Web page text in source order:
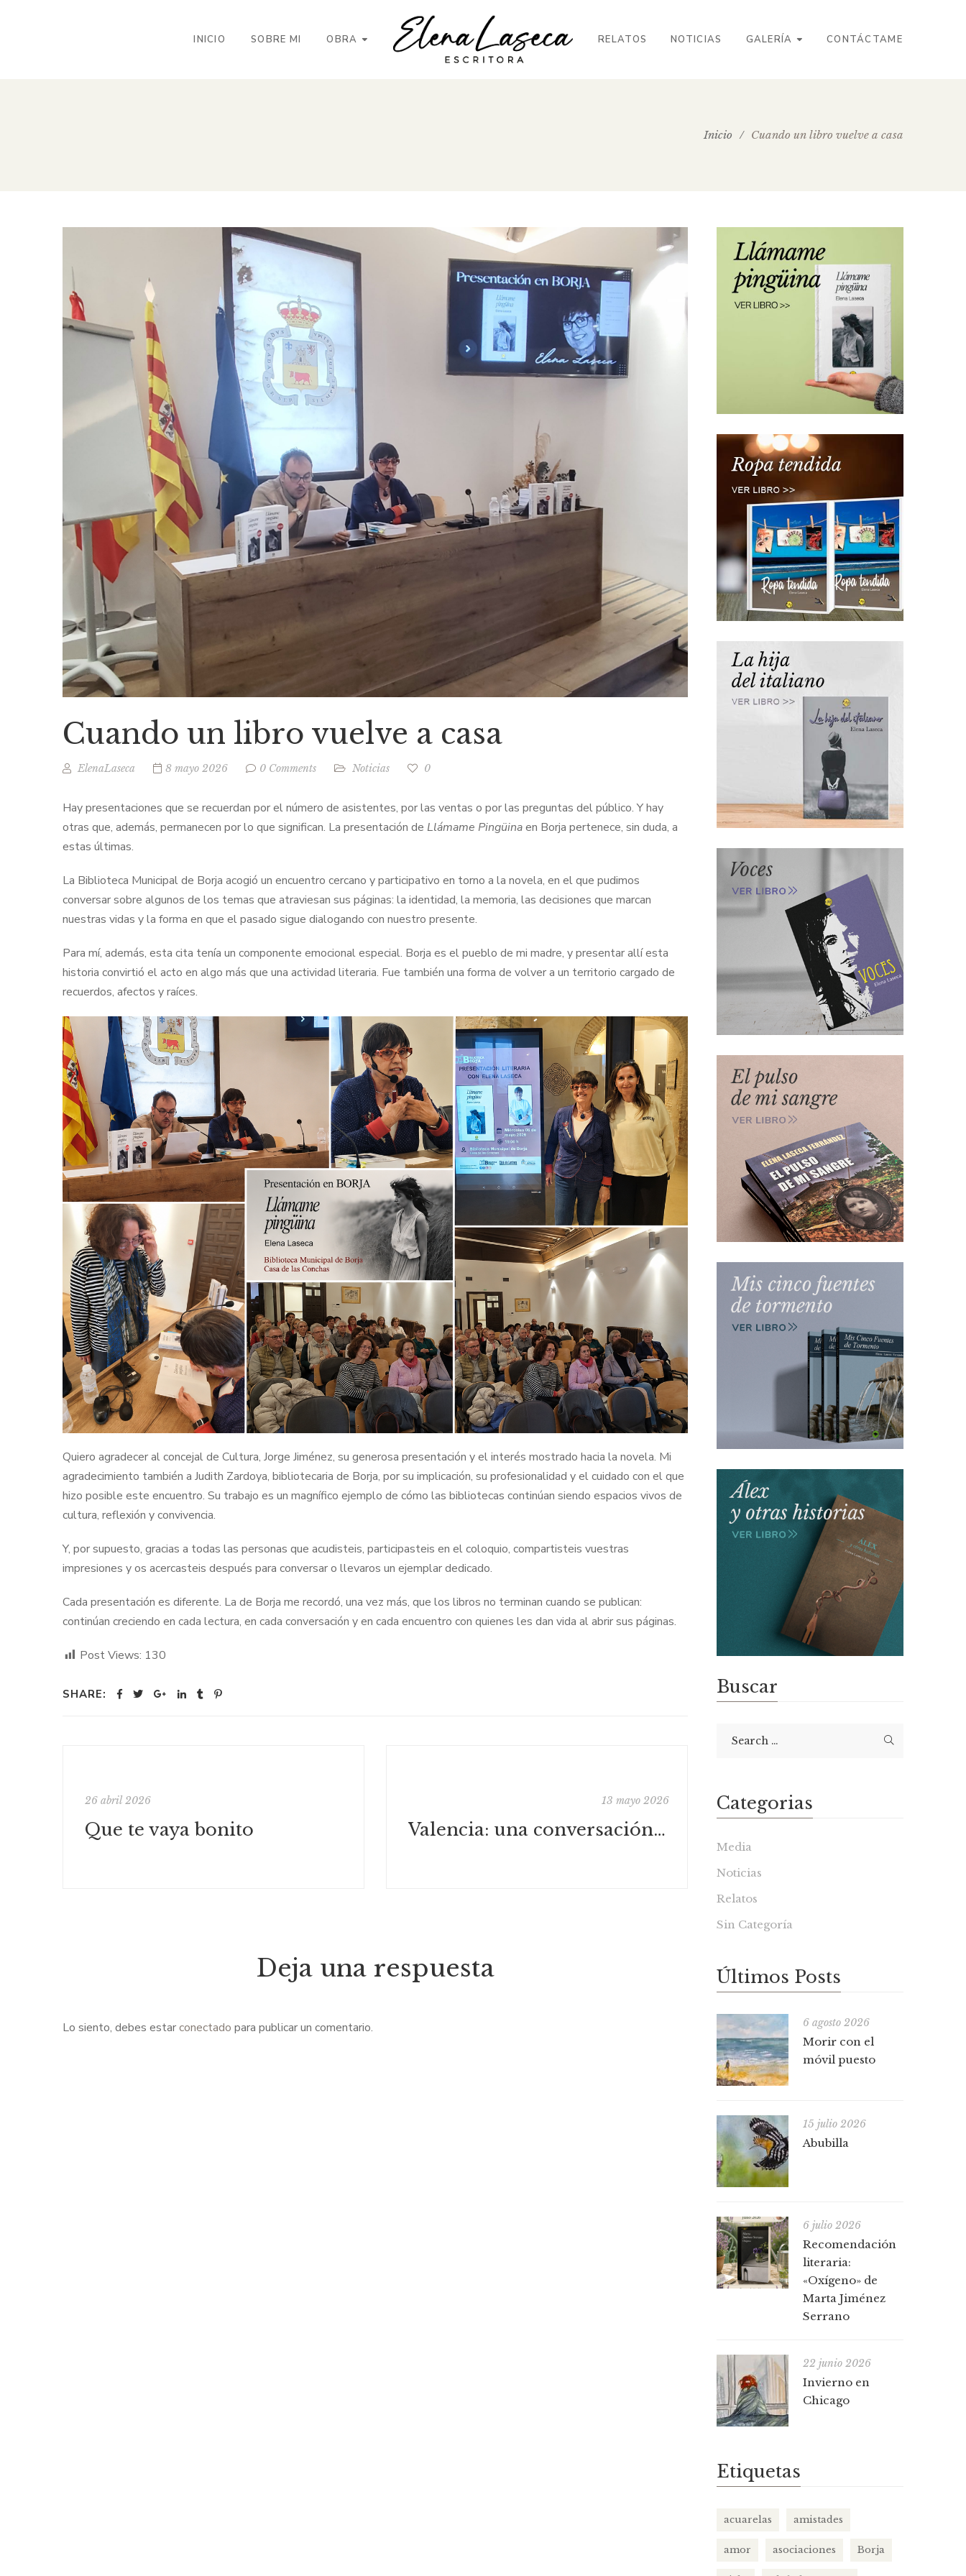
INICIO SOBRE MI OBRA RELATOS NOTICIAS GALERÍA CONTÁCTAME
Inicio / Cuando un libro vuelve a casa
Cuando un libro vuelve a casa
ElenaLaseca 8 mayo 2026 0 Comments Noticias 0
Hay presentaciones que se recuerdan por el número de asistentes, por las ventas o por las preguntas del público. Y hay
otras que, además, permanecen por lo que significan. La presentación de Llámame Pingüinaen Borja pertenece, sin duda, a
estas últimas.
La Biblioteca Municipal de Borja acogió un encuentro cercano y participativo en torno a la novela, en el que pudimos
conversar sobre algunos de los temas que atraviesan sus páginas: la identidad, la memoria, las decisiones que marcan
nuestras vidas y la forma en que el pasado sigue dialogando con nuestro presente.
Para mí, además, esta cita tenía un componente emocional especial. Borja es el pueblo de mi madre, y presentar allí esta
historia convirtió el acto en algo más que una actividad literaria. Fue también una forma de volver a un territorio cargado de
recuerdos, afectos y raíces.
Quiero agradecer al concejal de Cultura, Jorge Jiménez, su generosa presentación y el interés mostrado hacia la novela. Mi
agradecimiento también a Judith Zardoya, bibliotecaria de Borja, por su implicación, su profesionalidad y el cuidado con el que
hizo posible este encuentro. Su trabajo es un magnífico ejemplo de cómo las bibliotecas continúan siendo espacios vivos de
cultura, reflexión y convivencia.
Y, por supuesto, gracias a todas las personas que acudisteis, participasteis en el coloquio, compartisteis vuestras
impresiones y os acercasteis después para conversar o llevaros un ejemplar dedicado.
Cada presentación es diferente. La de Borja me recordó, una vez más, que los libros no terminan cuando se publican:
continúan creciendo en cada lectura, en cada conversación y en cada encuentro con quienes les dan vida al abrir sus páginas.
Post Views: 130
SHARE:
26 abril 2026
Que te vaya bonito
13 mayo 2026
Valencia: una conversación alrededor de “Llámame pingüina”
Deja una respuesta
Lo siento, debes estarconectado para publicar un comentario.
Buscar
Categorias
Media
Noticias
Relatos
Sin Categoría
Últimos Posts
6 agosto 2026
Morir con el
móvil puesto
15 julio 2026
Abubilla
6 julio 2026
Recomendación
literaria:
«Oxígeno» de
Marta Jiménez
Serrano
22 junio 2026
Invierno en
Chicago
Etiquetas
acuarelas amistades
amor asociaciones Borja